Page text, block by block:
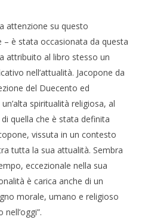
attenzione su questo
è stata occasionata da questa
attribuito al libro stesso un
nell’attualità. Jacopone da
del Duecento ed
spiritualità religiosa, al
quella che è stata definita
vissuta in un contesto
tutta la sua attualità. Sembra
eccezionale nella sua
è carica anche di un
morale, umano e religioso